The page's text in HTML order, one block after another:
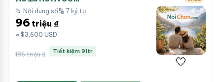
📂 Nội dung số🔡 7 ký tự
96 triệu ₫
≈ $3,600 USD
186 triệu ₫ Tiết kiệm 91tr
🤍